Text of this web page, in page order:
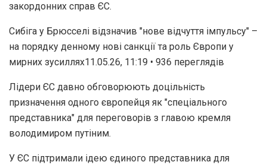
закордонних справ ЄС.
Сибіга у Брюсселі відзначив "нове відчуття імпульсу" –
на порядку денному нові санкції та роль Європи у
мирних зусиллях11.05.26, 11:19 • 936 переглядiв
Лідери ЄС давно обговорюють доцільність
призначення одного європейця як "спеціального
представника" для переговорів з главою кремля
володимиром путіним.
У ЄС підтримали ідею єдиного представника для